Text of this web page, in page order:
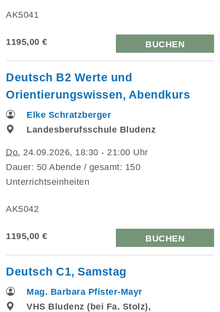
AK5041
1195,00 € BUCHEN
Deutsch B2 Werte und
Orientierungswissen, Abendkurs
Elke Schratzberger
Landesberufsschule Bludenz
Do. 24.09.2026, 18:30 - 21:00 Uhr
Dauer: 50 Abende / gesamt: 150
Unterrichtseinheiten
AK5042
1195,00 € BUCHEN
Deutsch C1, Samstag
Mag. Barbara Pfister-Mayr
VHS Bludenz (bei Fa. Stolz),